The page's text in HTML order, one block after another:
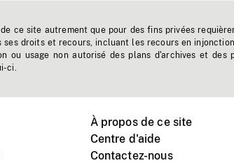
ce site autrement que pour des fins privées
ses droits et recours, incluant les recours en
ou usage non autorisé des plans d'archives et des
ci.
À propos de ce site
Centre d'aide
Contactez-nous